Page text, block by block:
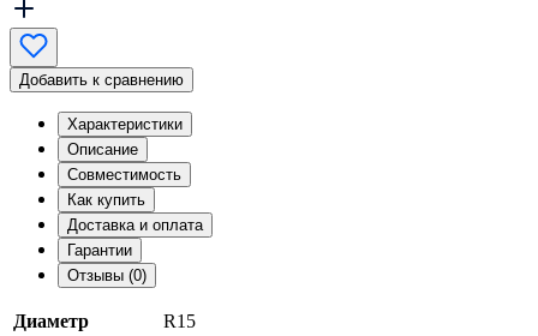
Добавить к сравнению
Характеристики
Описание
Совместимость
Как купить
Доставка и оплата
Гарантии
Отзывы (0)
Диаметр
R15